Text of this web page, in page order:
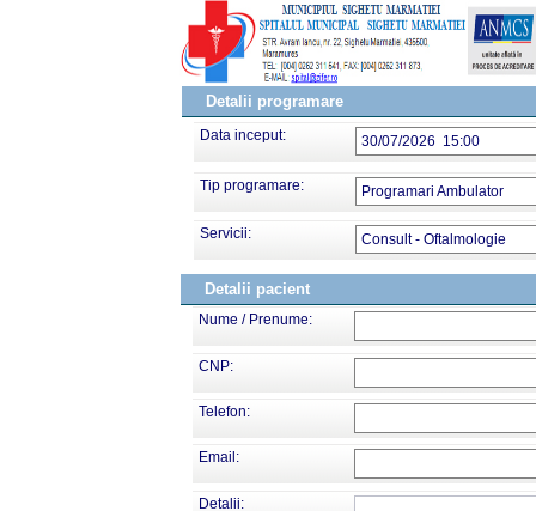
Detalii programare
Data inceput: 30/07/2026 15:00
Tip programare: Programari Ambulator
Servicii: Consult - Oftalmologie
Detalii pacient
Nume / Prenume:
CNP:
Telefon:
Email:
Detalii: